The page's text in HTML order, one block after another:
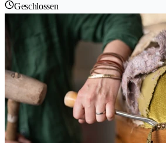
Geschlossen